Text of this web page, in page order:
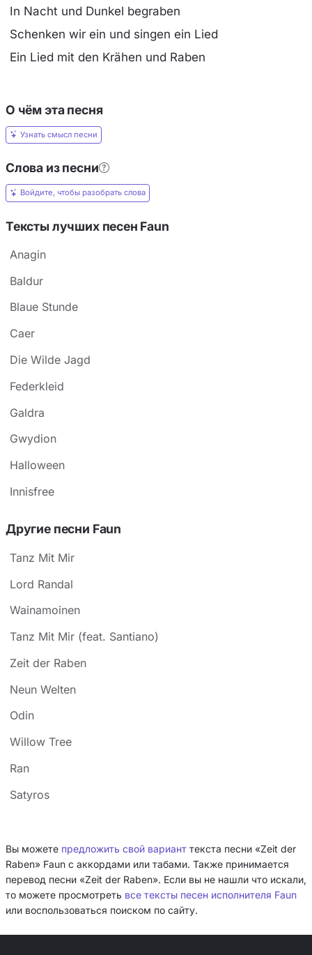
In Nacht und Dunkel begraben
Schenken wir ein und singen ein Lied
Ein Lied mit den Krähen und Raben
О чём эта песня
Узнать смысл песни
Слова из песни
Войдите, чтобы разобрать слова
Тексты лучших песен Faun
Anagin
Baldur
Blaue Stunde
Caer
Die Wilde Jagd
Federkleid
Galdra
Gwydion
Halloween
Innisfree
Другие песни Faun
Tanz Mit Mir
Lord Randal
Wainamoinen
Tanz Mit Mir (feat. Santiano)
Zeit der Raben
Neun Welten
Odin
Willow Tree
Ran
Satyros
Вы можете предложить свой вариант текста песни «Zeit der
Raben» Faun с аккордами или табами. Также принимается
перевод песни «Zeit der Raben». Если вы не нашли что искали,
то можете просмотреть все тексты песен исполнителя Faun
или воспользоваться поиском по сайту.